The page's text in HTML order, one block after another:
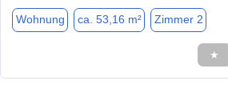
Wohnung ca. 53,16 m² Zimmer 2
★